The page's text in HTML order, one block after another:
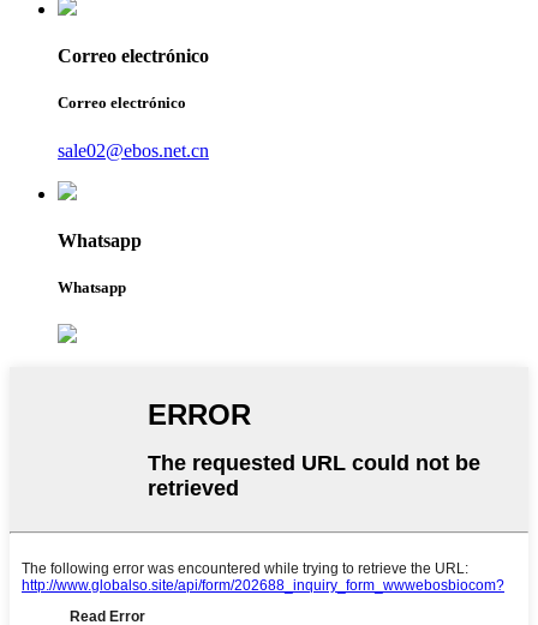
Correo electrónico
Correo electrónico
sale02@ebos.net.cn
Whatsapp
Whatsapp